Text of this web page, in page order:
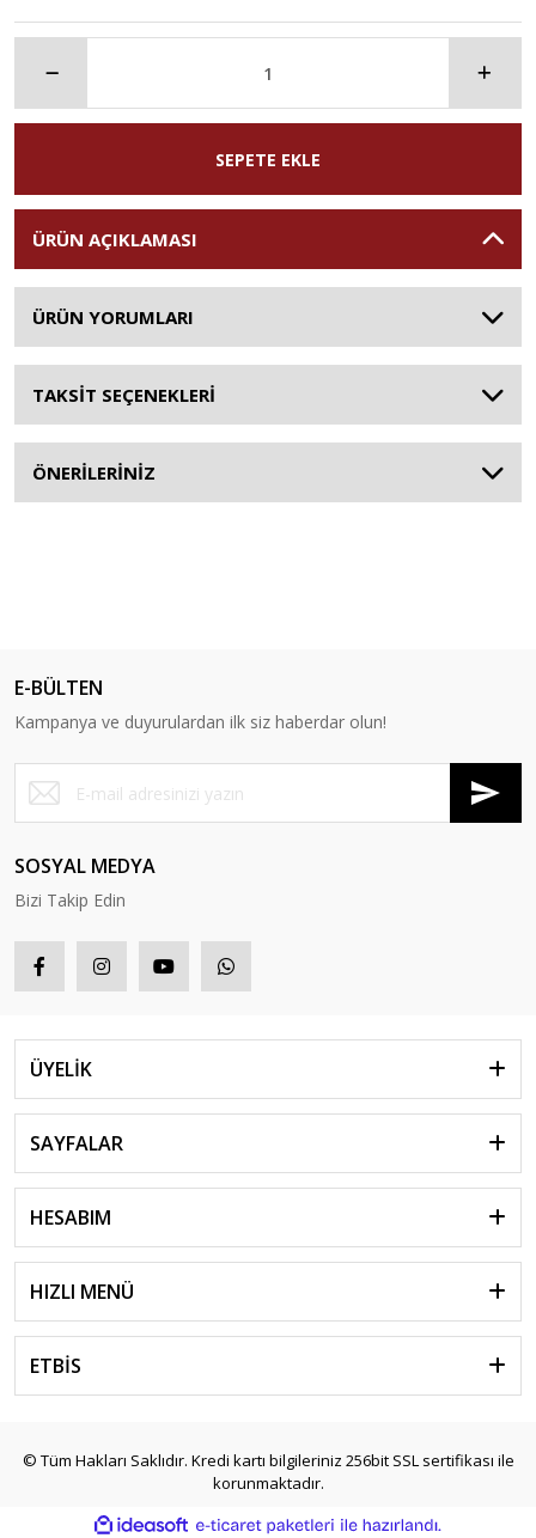
SEPETE EKLE
ÜRÜN AÇIKLAMASI
ÜRÜN YORUMLARI
TAKSİT SEÇENEKLERİ
ÖNERİLERİNİZ
E-BÜLTEN
Kampanya ve duyurulardan ilk siz haberdar olun!
SOSYAL MEDYA
Bizi Takip Edin
ÜYELİK
SAYFALAR
HESABIM
HIZLI MENÜ
ETBİS
© Tüm Hakları Saklıdır. Kredi kartı bilgileriniz 256bit SSL sertifikası ile
korunmaktadır.
ideasoft e-